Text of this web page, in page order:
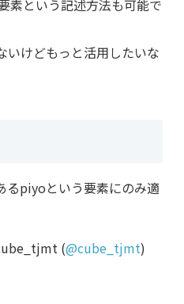
素という記述方法も可能で
いけどもっと活用したいな
るpiyoという要素にのみ適
(@cube_tjmt)